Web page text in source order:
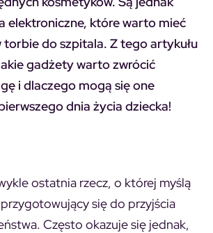
elektroniczne, które warto mieć
torbie do szpitala. Z tego artykułu
gadżety warto zwrócić
i dlaczego mogą się one
dnia życia dziecka!
ostatnia rzecz, o której myślą
się do przyjścia
Często okazuje się jednak,